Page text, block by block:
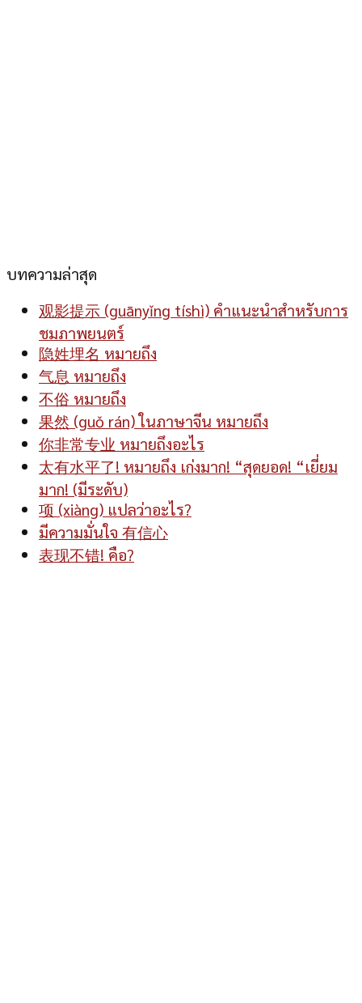
บทความล่าสุด
观影提示 (guānyǐng tíshì) คำแนะนำสำหรับการ
ชมภาพยนตร์
隐姓埋名 หมายถึง
气息 หมายถึง
不俗 หมายถึง
果然 (guǒ rán) ในภาษาจีน หมายถึง
你非常专业 หมายถึงอะไร
太有水平了! หมายถึง เก่งมาก! “สุดยอด! “เยี่ยม
มาก! (มีระดับ)
项 (xiàng) แปลว่าอะไร?
มีความมั่นใจ 有信心
表现不错! คือ?